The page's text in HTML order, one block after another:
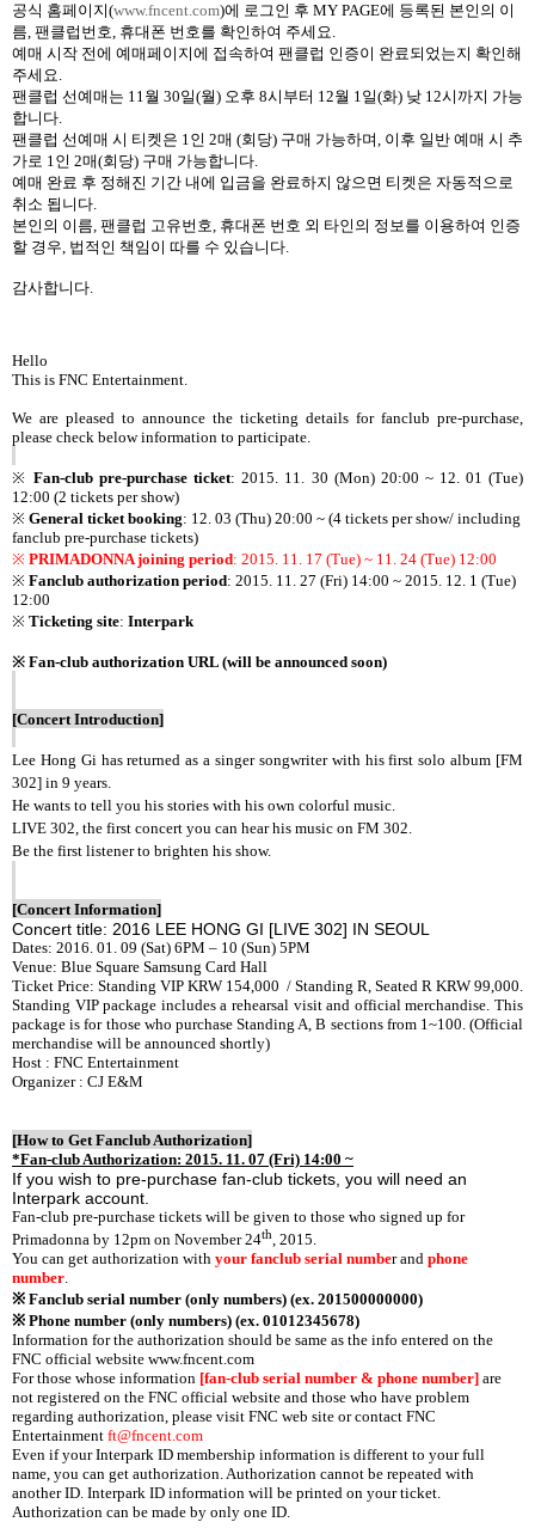
공식 홈페이지(www.fncent.com)에 로그인 후 MY PAGE에 등록된 본인의 이
름, 팬클럽번호, 휴대폰 번호를 확인하여 주세요.
예매 시작 전에 예매페이지에 접속하여 팬클럽 인증이 완료되었는지 확인해
주세요.
팬클럽 선예매는 11월 30일(월) 오후 8시부터 12월 1일(화) 낮 12시까지 가능
합니다.
팬클럽 선예매 시 티켓은 1인 2매 (회당) 구매 가능하며, 이후 일반 예매 시 추
가로 1인 2매(회당) 구매 가능합니다.
예매 완료 후 정해진 기간 내에 입금을 완료하지 않으면 티켓은 자동적으로
취소 됩니다.
본인의 이름, 팬클럽 고유번호, 휴대폰 번호 외 타인의 정보를 이용하여 인증
할 경우, 법적인 책임이 따를 수 있습니다.
감사합니다.
Hello
This is FNC Entertainment.
We are pleased to announce the ticketing details for fanclub pre-purchase,
please check below information to participate.
※Fan-club pre-purchase ticket: 2015. 11. 30 (Mon) 20:00 ~ 12. 01 (Tue)
12:00 (2 tickets per show)
※ General ticket booking: 12. 03 (Thu) 20:00 ~ (4 tickets per show/ including
fanclub pre-purchase tickets)
※ PRIMADONNA joining period: 2015. 11. 17 (Tue) ~ 11. 24 (Tue) 12:00
※ Fanclub authorization period: 2015. 11. 27 (Fri) 14:00 ~ 2015. 12. 1 (Tue)
12:00
※ Ticketing site: Interpark
※ Fan-club authorization URL (will be announced soon)
[Concert Introduction]
Lee Hong Gi has returned as a singer songwriter with his first solo album [FM
302] in 9 years.
He wants to tell you his stories with his own colorful music.
LIVE 302, the first concert you can hear his music on FM 302.
Be the first listener to brighten his show.
[Concert Information]
Concert title: 2016 LEE HONG GI [LIVE 302] IN SEOUL
Dates: 2016. 01. 09 (Sat) 6PM – 10 (Sun) 5PM
Venue: Blue Square Samsung Card Hall
Ticket Price: Standing VIP KRW 154,000 / Standing R, Seated R KRW 99,000.
Standing VIP package includes a rehearsal visit and official merchandise. This
package is for those who purchase Standing A, B sections from 1~100. (Official
merchandise will be announced shortly)
Host : FNC Entertainment
Organizer : CJ E&M
[How to Get Fanclub Authorization]
*Fan-club Authorization: 2015. 11. 07 (Fri) 14:00 ~
If you wish to pre-purchase fan-club tickets, you will need an
Interpark account.
Fan-club pre-purchase tickets will be given to those who signed up for
Primadonna by 12pm on November 24th, 2015.
You can get authorization with your fanclub serial number and phone
number.
※ Fanclub serial number (only numbers) (ex. 201500000000)
※ Phone number (only numbers) (ex. 01012345678)
Information for the authorization should be same as the info entered on the
FNC official website www.fncent.com
For those whose information [fan-club serial number & phone number] are
not registered on the FNC official website and those who have problem
regarding authorization, please visit FNC web site or contact FNC
Entertainment ft@fncent.com
Even if your Interpark ID membership information is different to your full
name, you can get authorization. Authorization cannot be repeated with
another ID. Interpark ID information will be printed on your ticket.
Authorization can be made by only one ID.